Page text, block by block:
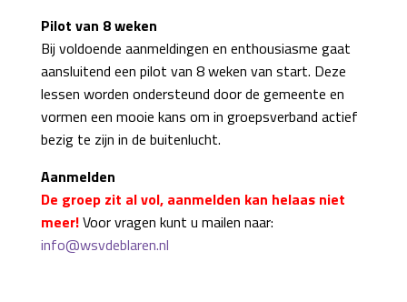
Pilot van 8 weken
Bij voldoende aanmeldingen en enthousiasme gaat
aansluitend een pilot van 8 weken van start. Deze
lessen worden ondersteund door de gemeente en
vormen een mooie kans om in groepsverband actief
bezig te zijn in de buitenlucht.
Aanmelden
De groep zit al vol, aanmelden kan helaas niet
meer!Voor vragen kunt u mailen naar:
info@wsvdeblaren.nl